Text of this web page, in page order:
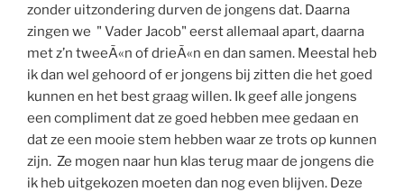
zonder uitzondering durven de jongens dat. Daarna
zingen we " Vader Jacob" eerst allemaal apart, daarna
met z’n tweeÃ«n of drieÃ«n en dan samen. Meestal heb
ik dan wel gehoord of er jongens bij zitten die het goed
kunnen en het best graag willen. Ik geef alle jongens
een compliment dat ze goed hebben mee gedaan en
dat ze een mooie stem hebben waar ze trots op kunnen
zijn. Ze mogen naar hun klas terug maar de jongens die
ik heb uitgekozen moeten dan nog even blijven. Deze